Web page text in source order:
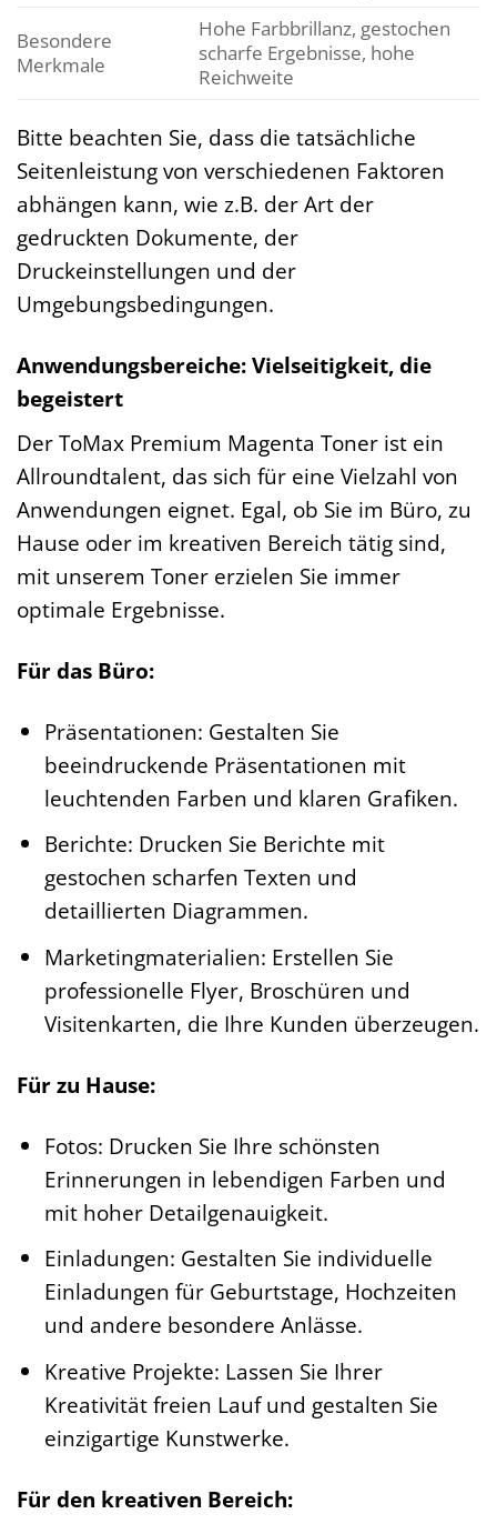
Besondere
Merkmale
Hohe Farbbrillanz, gestochen
scharfe Ergebnisse, hohe
Reichweite
Bitte beachten Sie, dass die tatsächliche
Seitenleistung von verschiedenen Faktoren
abhängen kann, wie z.B. der Art der
gedruckten Dokumente, der
Druckeinstellungen und der
Umgebungsbedingungen.
Anwendungsbereiche: Vielseitigkeit, die
begeistert
Der ToMax Premium Magenta Toner ist ein
Allroundtalent, das sich für eine Vielzahl von
Anwendungen eignet. Egal, ob Sie im Büro, zu
Hause oder im kreativen Bereich tätig sind,
mit unserem Toner erzielen Sie immer
optimale Ergebnisse.
Für das Büro:
Präsentationen: Gestalten Sie
beeindruckende Präsentationen mit
leuchtenden Farben und klaren Grafiken.
Berichte: Drucken Sie Berichte mit
gestochen scharfen Texten und
detaillierten Diagrammen.
Marketingmaterialien: Erstellen Sie
professionelle Flyer, Broschüren und
Visitenkarten, die Ihre Kunden überzeugen.
Für zu Hause:
Fotos: Drucken Sie Ihre schönsten
Erinnerungen in lebendigen Farben und
mit hoher Detailgenauigkeit.
Einladungen: Gestalten Sie individuelle
Einladungen für Geburtstage, Hochzeiten
und andere besondere Anlässe.
Kreative Projekte: Lassen Sie Ihrer
Kreativität freien Lauf und gestalten Sie
einzigartige Kunstwerke.
Für den kreativen Bereich: